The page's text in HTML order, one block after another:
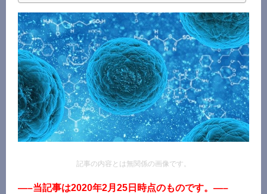
記事の内容とは無関係の画像です。
—–当記事は2020年2月25日時点のものです。—–